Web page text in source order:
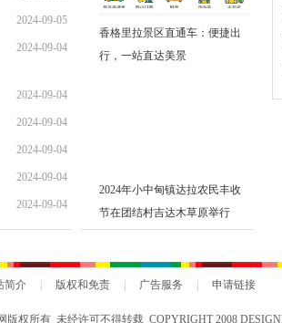
2024-09-05
2024-09-04
2024-09-04
2024-09-04
2024-09-04
2024-09-04
2024-09-04
香格里拉景区直通车：便捷出
行，一站直达美景
2024年小中甸镇达拉农民丰收
节在团结村吉达木草原举行